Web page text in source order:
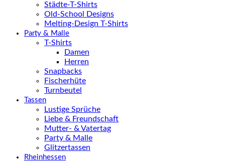
Städte-T-Shirts
Old-School Designs
Melting-Design T-Shirts
Party & Malle
T-Shirts
Damen
Herren
Snapbacks
Fischerhüte
Turnbeutel
Tassen
Lustige Sprüche
Liebe & Freundschaft
Mutter- & Vatertag
Party & Malle
Glitzertassen
Rheinhessen